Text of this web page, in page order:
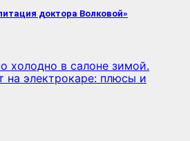
доктора Волковой»
холодно в салоне зимой.
на электрокаре: плюсы и